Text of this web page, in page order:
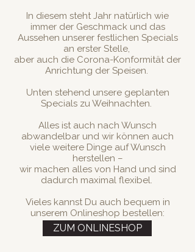
In diesem steht Jahr natürlich wie
immer der Geschmack und das
Aussehen unserer festlichen Specials
an erster Stelle,
aber auch die Corona-Konformität der
Anrichtung der Speisen.
Unten stehend unsere geplanten
Specials zu Weihnachten.
Alles ist auch nach Wunsch
abwandelbar und wir können auch
viele weitere Dinge auf Wunsch
herstellen –
wir machen alles von Hand und sind
dadurch maximal flexibel.
Vieles kannst Du auch bequem in
unserem Onlineshop bestellen:
ZUM ONLINESHOP